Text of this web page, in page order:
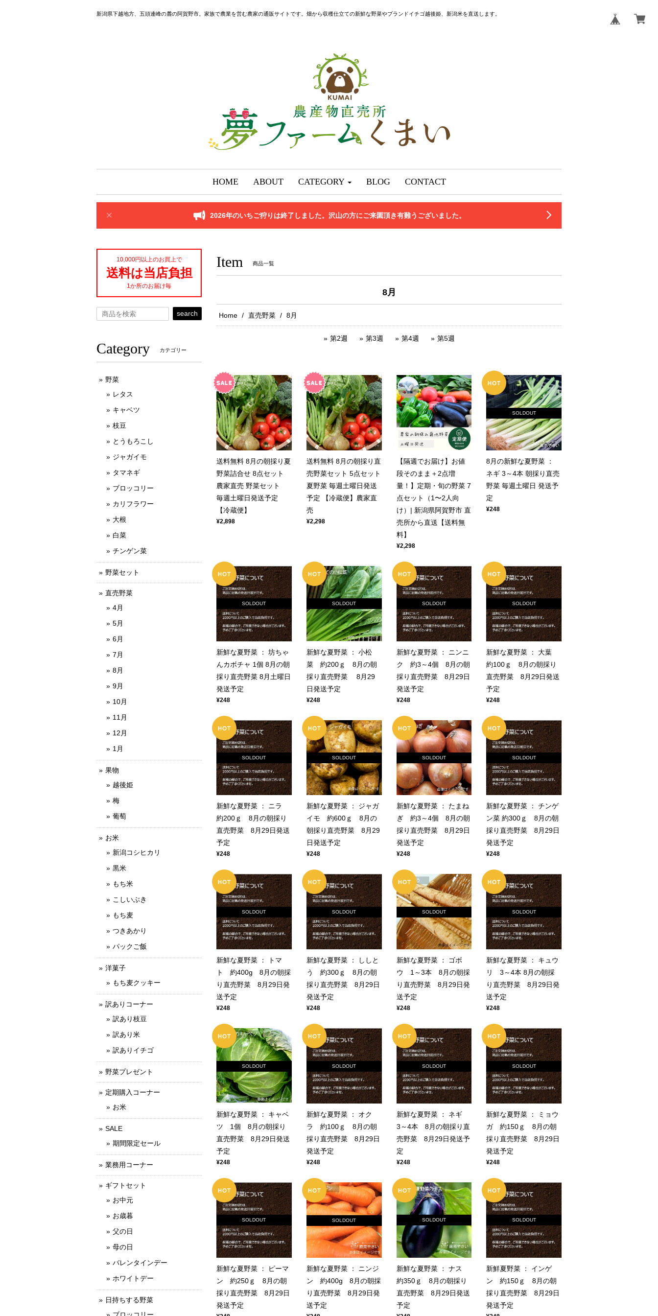
新潟県下越地方、五頭連峰の麓の阿賀野市。家族で農業を営む農家の通販サイトです。畑から収穫仕立ての新鮮な野菜やブランドイチゴ越後姫、新潟米を直送します。
HOME ABOUT CATEGORY BLOG CONTACT
2026年のいちご狩りは終了しました。沢山の方にご来園頂き有難うございました。
Item 商品一覧
8月
Home 直売野菜 8月
第2週 第3週 第4週 第5週
送料無料 8月の朝採り夏
野菜詰合せ 8点セット
農家直売 野菜セット
毎週土曜日発送予定
【冷蔵便】
¥2,898
送料無料 8月の朝採り直
売野菜セット 5点セット
夏野菜 毎週土曜日発送
予定 【冷蔵便】農家直
売
¥2,298
【隔週でお届け】お値
段そのまま＋2点増
量！】定期・旬の野菜 7
点セット（1〜2人向
け）| 新潟県阿賀野市 直
売所から直送【送料無
料】
¥2,298
SOLDOUT
8月の新鮮な夏野菜 ：
ネギ 3～4本 朝採り直売
野菜 毎週土曜日 発送予
定
¥248
SOLDOUT
新鮮な夏野菜 ： 坊ちゃ
んカボチャ 1個 8月の朝
採り直売野菜 8月土曜日
発送予定
¥248
SOLDOUT
新鮮な夏野菜 ： 小松
菜 約200ｇ 8月の朝
採り直売野菜 8月29
日発送予定
¥248
SOLDOUT
新鮮な夏野菜 ： ニンニ
ク 約3～4個 8月の朝
採り直売野菜 8月29日
発送予定
¥248
SOLDOUT
新鮮な夏野菜 ： 大葉
約100ｇ 8月の朝採り
直売野菜 8月29日発送
予定
¥248
SOLDOUT
新鮮な夏野菜 ： ニラ
約200ｇ 8月の朝採り
直売野菜 8月29日発送
予定
¥248
SOLDOUT
新鮮な夏野菜 ： ジャガ
イモ 約600ｇ 8月の
朝採り直売野菜 8月29
日発送予定
¥248
SOLDOUT
新鮮な夏野菜 ： たまね
ぎ 約3～4個 8月の朝
採り直売野菜 8月29日
発送予定
¥248
SOLDOUT
新鮮な夏野菜 ： チンゲ
ン菜 約300ｇ 8月の朝
採り直売野菜 8月29日
発送予定
¥248
SOLDOUT
新鮮な夏野菜 ： トマ
ト 約400g 8月の朝採
り直売野菜 8月29日発
送予定
¥248
SOLDOUT
新鮮な夏野菜 ： ししと
う 約300ｇ 8月の朝
採り直売野菜 8月29日
発送予定
¥248
SOLDOUT
新鮮な夏野菜 ： ゴボ
ウ 1～3本 8月の朝採
り直売野菜 8月29日発
送予定
¥248
SOLDOUT
新鮮な夏野菜 ： キュウ
リ 3～4本 8月の朝採
り直売野菜 8月29日発
送予定
¥248
SOLDOUT
新鮮な夏野菜 ： キャベ
ツ 1個 8月の朝採り
直売野菜 8月29日発送
予定
¥248
SOLDOUT
新鮮な夏野菜 ： オク
ラ 約100ｇ 8月の朝
採り直売野菜 8月29日
発送予定
¥248
SOLDOUT
新鮮な夏野菜 ： ネギ
3～4本 8月の朝採り直
売野菜 8月29日発送予
定
¥248
SOLDOUT
新鮮な夏野菜 ： ミョウ
ガ 約150ｇ 8月の朝
採り直売野菜 8月29日
発送予定
¥248
SOLDOUT
新鮮な夏野菜 ： ピーマ
ン 約250ｇ 8月の朝
採り直売野菜 8月29日
発送予定
SOLDOUT
新鮮な夏野菜 ： ニンジ
ン 約400g 8月の朝採
り直売野菜 8月29日発
送予定
SOLDOUT
新鮮な夏野菜 ： ナス
約350ｇ 8月の朝採り
直売野菜 8月29日発送
予定
SOLDOUT
新鮮夏野菜 ： インゲ
ン 約150ｇ 8月の朝
採り直売野菜 8月29日
発送予定
10,000円以上のお買上で
送料は当店負担
1か所のお届け毎
search
Category カテゴリー
野菜
レタス
キャベツ
枝豆
とうもろこし
ジャガイモ
タマネギ
ブロッコリー
カリフラワー
大根
白菜
チンゲン菜
野菜セット
直売野菜
4月
5月
6月
7月
8月
9月
10月
11月
12月
1月
果物
越後姫
梅
葡萄
お米
新潟コシヒカリ
黒米
もち米
こしいぶき
もち麦
つきあかり
パックご飯
洋菓子
もち麦クッキー
訳ありコーナー
訳あり枝豆
訳あり米
訳ありイチゴ
野菜プレゼント
定期購入コーナー
お米
SALE
期間限定セール
業務用コーナー
ギフトセット
お中元
お歳暮
父の日
母の日
バレンタインデー
ホワイトデー
日持ちする野菜